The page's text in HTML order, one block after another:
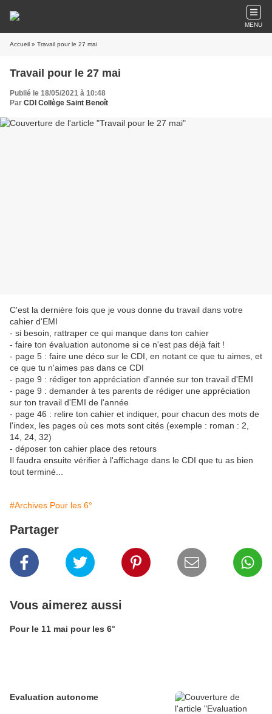
MENU
Accueil » Travail pour le 27 mai
Travail pour le 27 mai
Publié le 18/05/2021 à 10:48
Par CDI Collège Saint Benoît
C'est la dernière fois que je vous donne du travail dans votre
cahier d'EMI
- si besoin, rattraper ce qui manque dans ton cahier
- faire ton évaluation autonome si ce n'est pas déjà fait !
- page 5 : faire une déco sur le CDI, en notant ce que tu aimes, et
ce que tu n'aimes pas dans ce CDI
- page 9 : rédiger ton appréciation d'année sur ton travail d'EMI
- page 9 : demander à tes parents de rédiger une appréciation
sur ton travail d'EMI de l'année
- page 46 : relire ton cahier et indiquer, pour chacun des mots de
l'index, les pages où ces mots sont cités (exemple : roman : 2,
14, 24, 32)
- déposer ton cahier place des retours
Il faudra ensuite vérifier à l'affichage dans le CDI que tu as bien
tout terminé...
#Archives Pour les 6°
Partager
Vous aimerez aussi
Pour le 11 mai pour les 6°
Evaluation autonome